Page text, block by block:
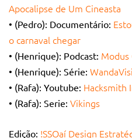
Apocalipse de Um Cineasta
• (Pedro): Documentário:
o carnaval chegar
• (Henrique): Podcast: Modus
• (Henrique): Série:
• (Rafa): Youtube: Hacksmith
• (Rafa): Serie: Vikings
Edição: !SSOaí Design